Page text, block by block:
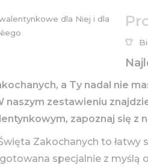
a Ty nadal nie
naszym zestawieniu
zapoznaj się z
Zakochanych to łatwy
specjalnie z myślą